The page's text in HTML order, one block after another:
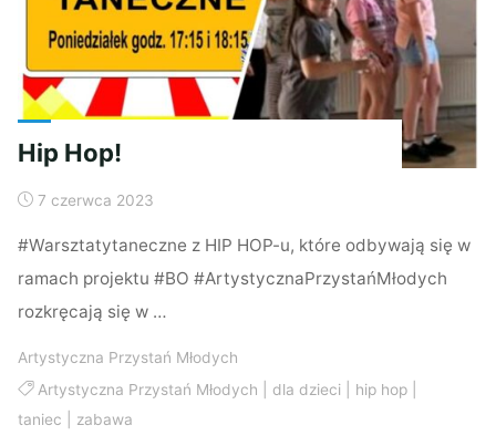
Hip Hop!
7 czerwca 2023
#Warsztatytaneczne z HIP HOP-u, które odbywają się w
ramach projektu #BO #ArtystycznaPrzystańMłodych
rozkręcają się w …
Artystyczna Przystań Młodych
Artystyczna Przystań Młodych
dla dzieci| hip hop|
taniec
zabawa